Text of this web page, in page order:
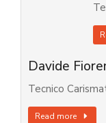
Davide
Tecnico
Read more